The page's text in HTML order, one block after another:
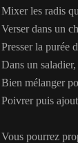
Mixer les radis
Verser dans un
Presser la purée
Dans un
Bien mélanger
Poivrer puis
Vous pourrez